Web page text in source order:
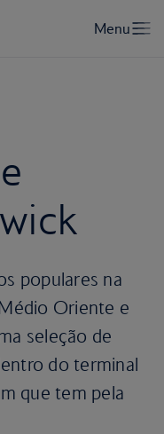
populares na
Oriente e
seleção de
do terminal
que tem pela